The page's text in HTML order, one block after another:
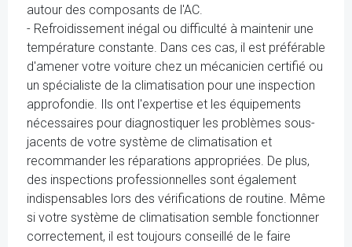
autour des composants de l'AC.
- Refroidissement inégal ou difficulté à maintenir une
température constante. Dans ces cas, il est préférable
d'amener votre voiture chez un mécanicien certifié ou
un spécialiste de la climatisation pour une inspection
approfondie. Ils ont l'expertise et les équipements
nécessaires pour diagnostiquer les problèmes sous-
jacents de votre système de climatisation et
recommander les réparations appropriées. De plus,
des inspections professionnelles sont également
indispensables lors des vérifications de routine. Même
si votre système de climatisation semble fonctionner
correctement, il est toujours conseillé de le faire